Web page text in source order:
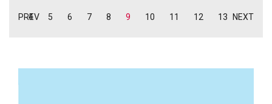
PREV
4 5 6 7 8 9 10 11 12 13 NEXT